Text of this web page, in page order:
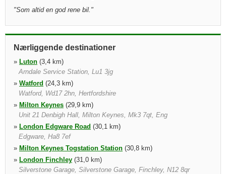
"Som altid en god rene bil. "
Nærliggende destinationer
» Luton (3,4 km)
Arndale Service Station, Lu1 3jg
» Watford (24,3 km)
Watford, Wd17 2hn, Hertfordshire
» Milton Keynes (29,9 km)
Unit 21 Denbigh Hall, Milton Keynes, Mk3 7qt, Eng
» London Edgware Road (30,1 km)
Edgware, Ha8 7ef
» Milton Keynes Togstation Station (30,8 km)
» London Finchley (31,0 km)
Silverstone Garage, Silverstone Garage, Finchley, N12 8qr